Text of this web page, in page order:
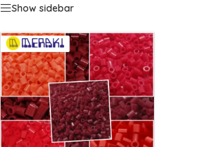
Show sidebar